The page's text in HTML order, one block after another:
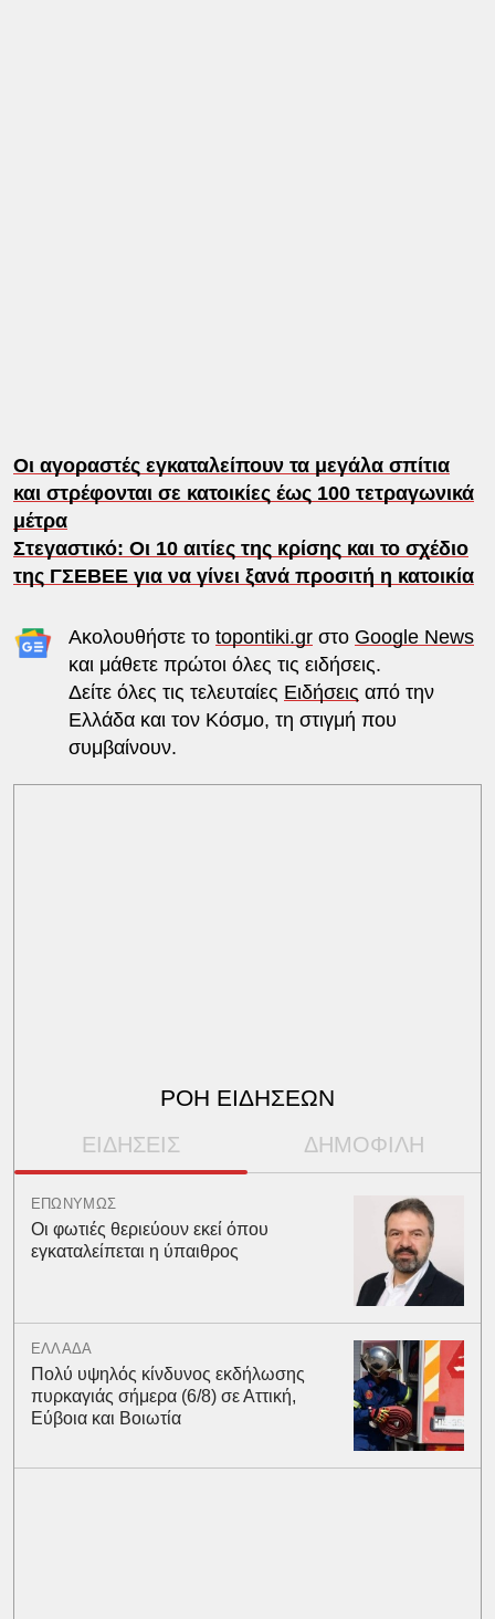
Οι αγοραστές εγκαταλείπουν τα μεγάλα σπίτια
και στρέφονται σε κατοικίες έως 100 τετραγωνικά
μέτρα
Στεγαστικό: Οι 10 αιτίες της κρίσης και το σχέδιο
της ΓΣΕΒΕΕ για να γίνει ξανά προσιτή η κατοικία
Ακολουθήστε το topontiki.grστο Google News
και μάθετε πρώτοι όλες τις ειδήσεις.
Δείτε όλες τις τελευταίες Ειδήσεις από την
Ελλάδα και τον Κόσμο, τη στιγμή που
συμβαίνουν.
ΡΟΗ ΕΙΔΗΣΕΩΝ
ΕΙΔΗΣΕΙΣ ΔΗΜΟΦΙΛΗ
ΕΠΩΝΥΜΩΣ
Οι φωτιές θεριεύουν εκεί όπου
εγκαταλείπεται η ύπαιθρος
ΕΛΛΑΔΑ
Πολύ υψηλός κίνδυνος εκδήλωσης
πυρκαγιάς σήμερα (6/8) σε Αττική,
Εύβοια και Βοιωτία